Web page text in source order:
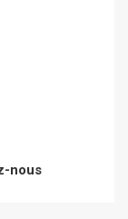
nous